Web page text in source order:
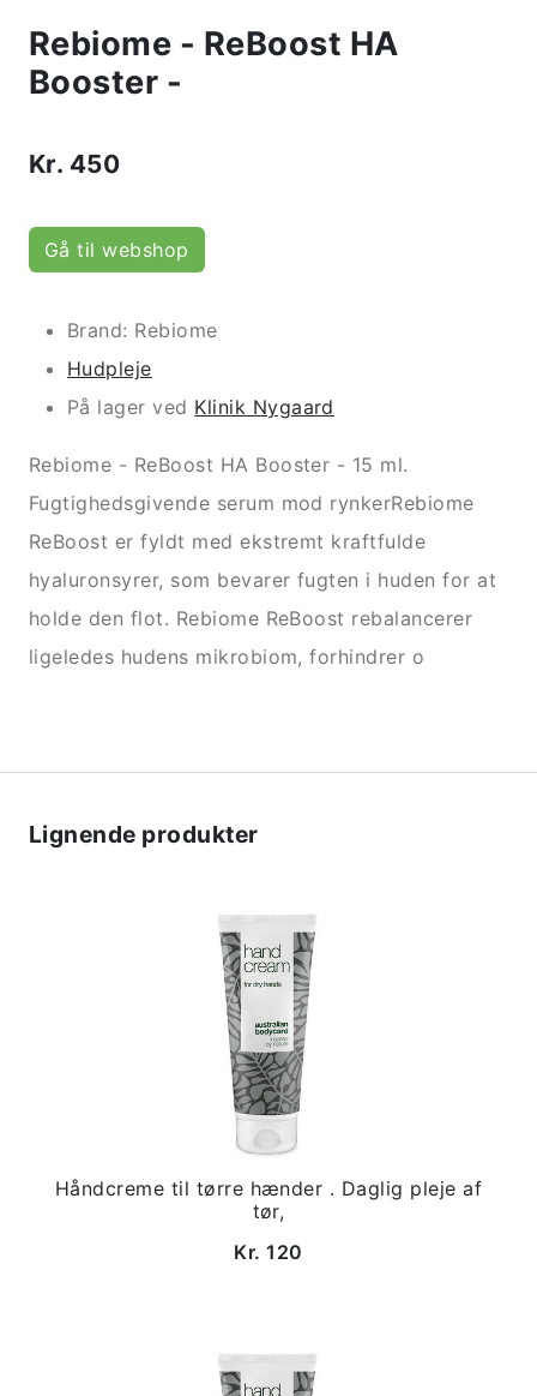
Rebiome - ReBoost HA
Booster -
Kr. 450
Gå til webshop
Brand: Rebiome
Hudpleje
På lager ved Klinik Nygaard
Rebiome - ReBoost HA Booster - 15 ml.
Fugtighedsgivende serum mod rynkerRebiome
ReBoost er fyldt med ekstremt kraftfulde
hyaluronsyrer, som bevarer fugten i huden for at
holde den flot. Rebiome ReBoost rebalancerer
ligeledes hudens mikrobiom, forhindrer o
Lignende produkter
Håndcreme til tørre hænder . Daglig pleje af
tør,
Kr. 120